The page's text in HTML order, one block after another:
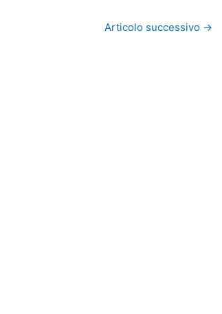
Articolo successivo →